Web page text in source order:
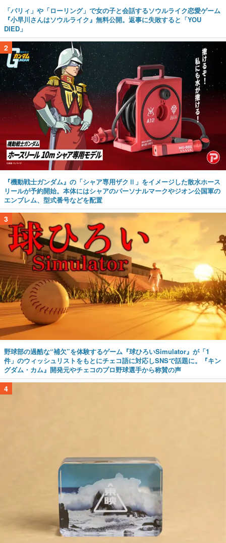
「パリィ」や「ローリング」で女の子と会話するソウルライク恋愛ゲーム
『小早川さんはソウルライク』無料公開。返事に失敗すると「YOU
DIED」
2
『機動戦士ガンダム』の「シャア専用ザクⅡ」をイメージした散水ホース
リールが予約開始。本体にはシャアのパーソナルマークやジオン公国軍の
エンブレム、型式番号などを配置
3
野球部の過酷な“補欠”を体験するゲーム『球ひろいSimulator』が「1
件」のウィッシュリストをもとにチェコ語に対応しSNSで話題に。『キン
グダム・カム』開発元やチェコのプロ野球選手から称賛の声
4